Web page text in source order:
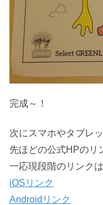
完成～！
次にスマホやタブレ
先ほどの公式HPのリ
一応現段階のリンクは
iOSリンク
Androidリンク